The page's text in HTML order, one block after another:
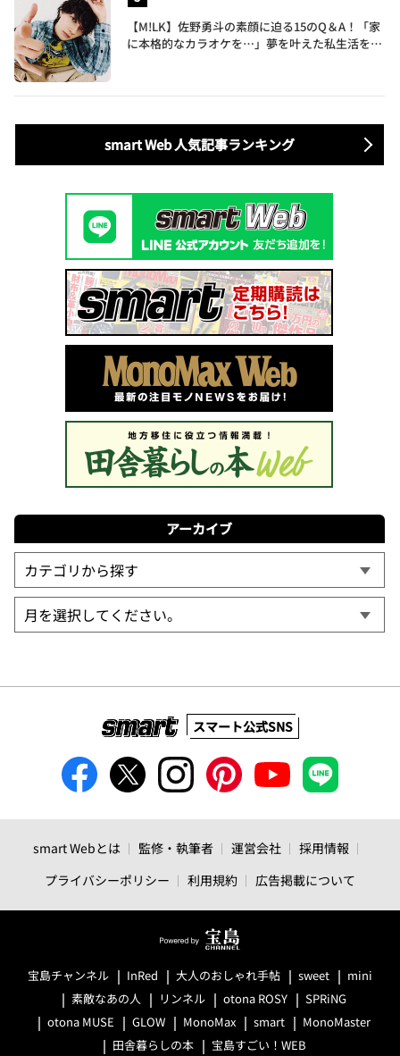
【M!LK】佐野勇斗の素顔に迫る15のQ＆A！「家
に本格的なカラオケを…」夢を叶えた私生活を公
smart Web 人気記事ランキング
アーカイブ
スマート公式SNS
smart Webとは 監修・執筆者 運営会社
採用情報
プライバシーポリシー
利用規約 広告掲載について
宝島チャンネル InRed 大人のおしゃれ手帖 sweet
mini
素敵なあの人
リンネル otona ROSY
SPRiNG
otona MUSE
GLOW MonoMax smart
MonoMaster
田舎暮らしの本
宝島すごい！WEB